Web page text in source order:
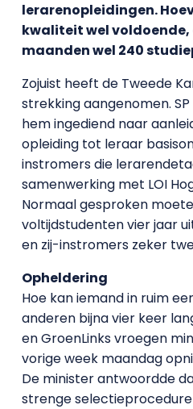
lerarenopleidingen.
kwaliteit wel voldoende,
maanden wel 240
Zojuist heeft de Tweede
strekking aangenomen.
hem ingediend naar
opleiding tot leraar
instromers die
samenwerking met LOI
Normaal gesproken
voltijdstudenten vier jaar
en zij-instromers zeker
Opheldering
Hoe kan iemand in ruim
anderen bijna vier keer
en GroenLinks vroegen
vorige week maandag
De minister antwoordde
strenge